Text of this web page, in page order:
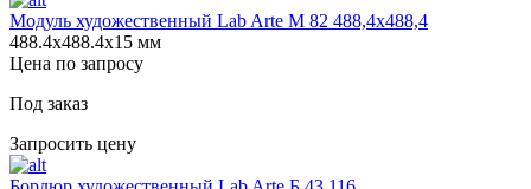
Модуль художественный Lab Arte М 82 488,4х488,4
488.4х488.4х15 мм
Цена по запросу
Под заказ
Запросить цену